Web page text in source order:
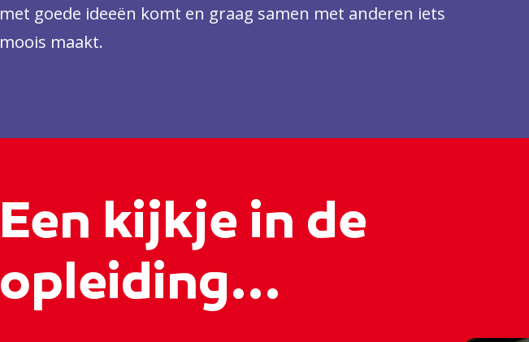
met goede ideeën komt en graag samen met anderen iets
moois maakt.
Een kijkje in de
opleiding...